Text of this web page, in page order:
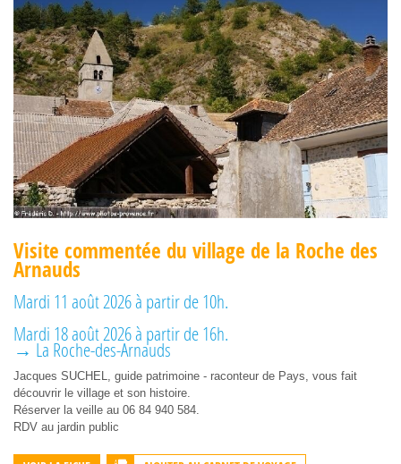
Visite commentée du village de la Roche des
Arnauds
Mardi 11 août 2026 à partir de 10h.
Mardi 18 août 2026 à partir de 16h.
→ La Roche-des-Arnauds
Jacques SUCHEL, guide patrimoine - raconteur de Pays, vous fait
découvrir le village et son histoire.
Réserver la veille au 06 84 940 584.
RDV au jardin public